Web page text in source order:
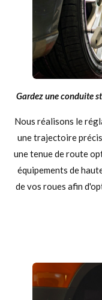
Gardez une conduite
Nous réalisons le
une trajectoire
une tenue de route
équipements de
de vos roues afin